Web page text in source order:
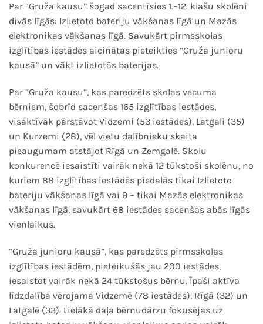
Par “Gruža kausu” šogad sacentīsies 1.–12. klašu skolēni
divās līgās: Izlietoto bateriju vākšanas līgā un Mazās
elektronikas vākšanas līgā. Savukārt pirmsskolas
izglītības iestādes aicinātas pieteikties “Gruža junioru
kausā” un vākt izlietotās baterijas.
Par “Gruža kausu”, kas paredzēts skolas vecuma
bērniem, šobrīd sacenšas 165 izglītības iestādes,
visaktīvāk pārstāvot Vidzemi (53 iestādes), Latgali (35)
un Kurzemi (28), vēl vietu dalībnieku skaita
pieaugumam atstājot Rīgā un Zemgalē. Skolu
konkurencē iesaistīti vairāk nekā 12 tūkstoši skolēnu, no
kuriem 88 izglītības iestādēs piedalās tikai Izlietoto
bateriju vākšanas līgā vai 9 – tikai Mazās elektronikas
vākšanas līgā, savukārt 68 iestādes sacenšas abās līgās
vienlaikus.
“Gruža junioru kausā”, kas paredzēts pirmsskolas
izglītības iestādēm, pieteikušās jau 200 iestādes,
iesaistot vairāk nekā 24 tūkstošus bērnu. Īpaši aktīva
līdzdalība vērojama Vidzemē (78 iestādes), Rīgā (32) un
Latgalē (33). Lielākā daļa bērnudārzu fokusējas uz